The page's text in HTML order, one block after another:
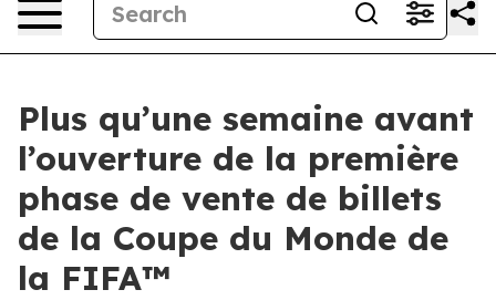
Plus qu’une semaine avant
l’ouverture de la première
phase de vente de billets
de la Coupe du Monde de
la FIFA™